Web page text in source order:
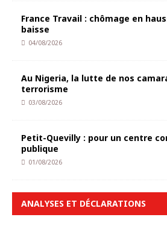
France Travail : chômage en
baisse
04/08/2026
Au Nigeria, la lutte de nos
terrorisme
03/08/2026
Petit-Quevilly : pour un centre
publique
01/08/2026
ANALYSES ET DÉCLARATIONS